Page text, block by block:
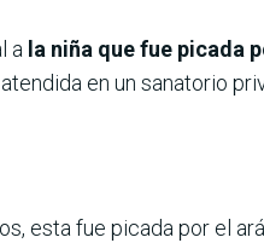
a la niña que fue picada
en un sanatorio
esta fue picada por el